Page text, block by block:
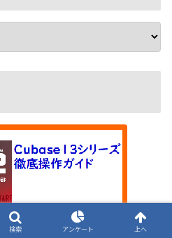
検索 アンケート 上へ